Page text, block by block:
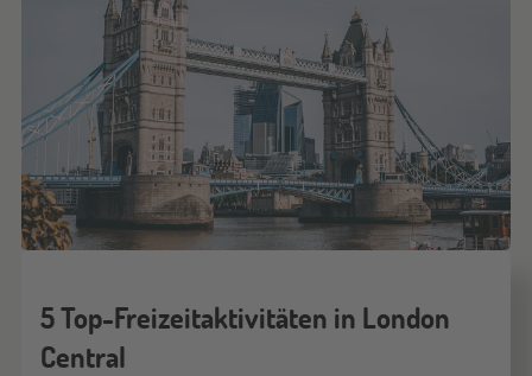
5 Top-Freizeitaktivitäten in London
Central